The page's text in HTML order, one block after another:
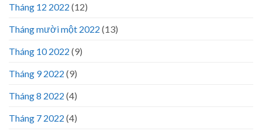
Tháng 12 2022 (12)
Tháng mười một 2022 (13)
Tháng 10 2022 (9)
Tháng 9 2022 (9)
Tháng 8 2022 (4)
Tháng 7 2022 (4)